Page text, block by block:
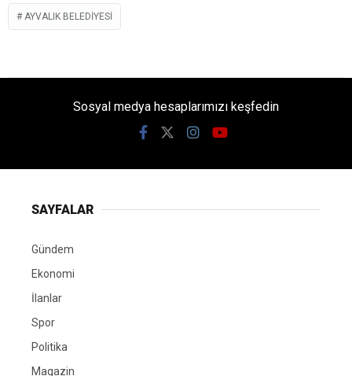
AYVALIK BELEDIYESI
Sosyal medya hesaplarımızı keşfedin
SAYFALAR
Gündem
Ekonomi
İlanlar
Spor
Politika
Magazin